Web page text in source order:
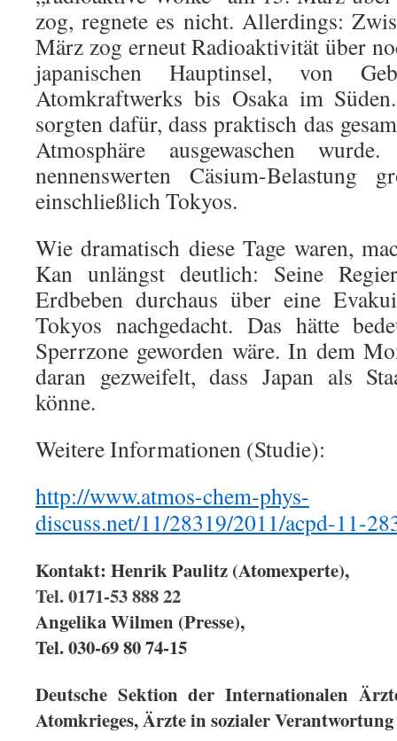
zog, regnete es nicht. Allerdings:
März zog erneut Radioaktivität über
japanischen Hauptinsel, von
Atomkraftwerks bis Osaka im
sorgten dafür, dass praktisch das
Atmosphäre ausgewaschen
nennenswerten Cäsium-Belastung
einschließlich Tokyos.
Wie dramatisch diese Tage waren,
Kan unlängst deutlich: Seine
Erdbeben durchaus über eine
Tokyos nachgedacht. Das hätte
Sperrzone geworden wäre. In dem
daran gezweifelt, dass Japan als
könne.
Weitere Informationen (Studie):
http://www.atmos-chem-phys-
discuss.net/11/28319/2011/acpd-11-
Kontakt: Henrik Paulitz (Atomexperte),
Tel. 0171-53 888 22
Angelika Wilmen (Presse),
Tel. 030-69 80 74-15
Deutsche Sektion der Internationalen
Atomkrieges, Ärzte in sozialer